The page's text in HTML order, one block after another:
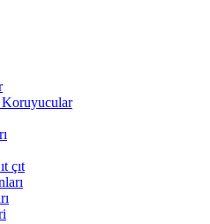
Koruyucular
çıt